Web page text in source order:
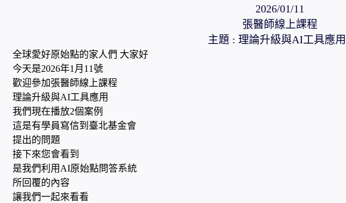
2026/01/11
張醫師線上課程
主題 : 理論升級與AI工具應
全球愛好原始點的家人們 大家好
今天是2026年1月11號
歡迎參加張醫師線上課程
理論升級與AI工具應用
我們現在播放2個案例
這是有學員寫信到臺北基金會
提出的問題
接下來您會看到
是我們利用AI原始點問答系統
所回覆的內容
讓我們一起來看看